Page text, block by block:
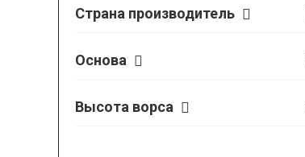
Страна производитель
Основа
Высота ворса